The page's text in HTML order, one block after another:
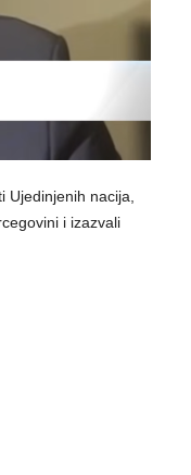
nacija,
i izazvali